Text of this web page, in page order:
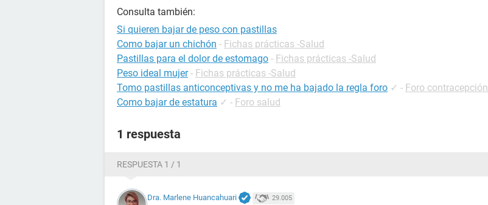
Consulta también:
Si quieren bajar de peso con pastillas
Como bajar un chichón - Fichas prácticas -Salud
Pastillas para el dolor de estomago - Fichas prácticas -Salud
Peso ideal mujer - Fichas prácticas -Salud
Tomo pastillas anticonceptivas y no me ha bajado la regla foro ✓ - Foro contracepción
Como bajar de estatura ✓ - Foro salud
1 respuesta
RESPUESTA 1 / 1
Dra. Marlene Huancahuari 29.005